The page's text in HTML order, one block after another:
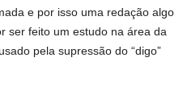
e por isso uma redação algo
ser feito um estudo na área da
pela supressão do “digo”